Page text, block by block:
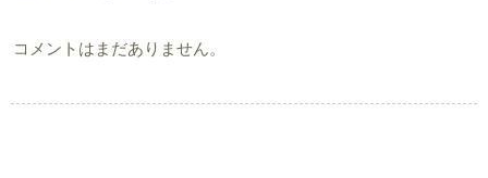
コメントはまだありません。